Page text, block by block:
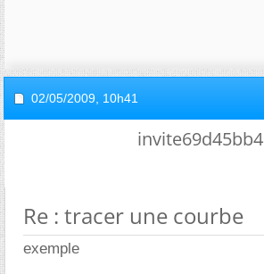
02/05/2009, 10h41
invite69d45bb4
Re : tracer une courbe
exemple